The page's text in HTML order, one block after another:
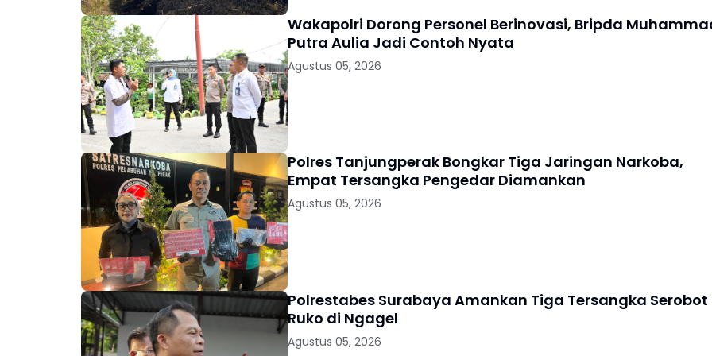
Wakapolri Dorong Personel Berinovasi, Bripda
Putra Aulia Jadi Contoh Nyata
Agustus 05, 2026
Polres Tanjungperak Bongkar Tiga Jaringan Narkoba,
Empat Tersangka Pengedar Diamankan
Agustus 05, 2026
Polrestabes Surabaya Amankan Tiga Tersangka Serobot
Ruko di Ngagel
Agustus 05, 2026